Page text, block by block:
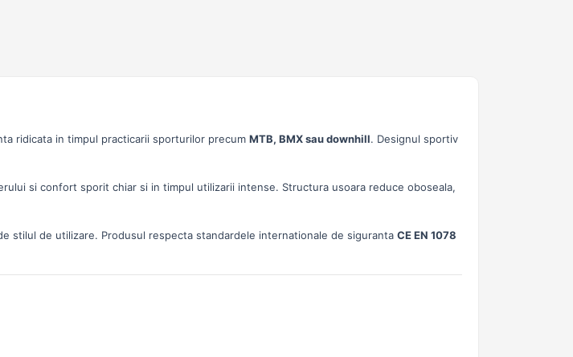
ridicata in timpul practicarii sporturilor precum MTB, BMX sau downhill. Designul sportiv
si confort sporit chiar si in timpul utilizarii intense. Structura usoara reduce oboseala,
stilul de utilizare. Produsul respecta standardele internationale de siguranta CE EN 1078